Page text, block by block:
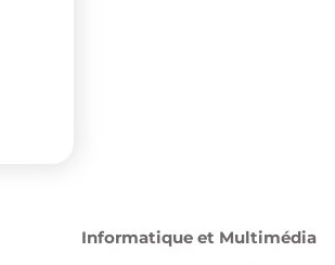
Informatique et Multimédia